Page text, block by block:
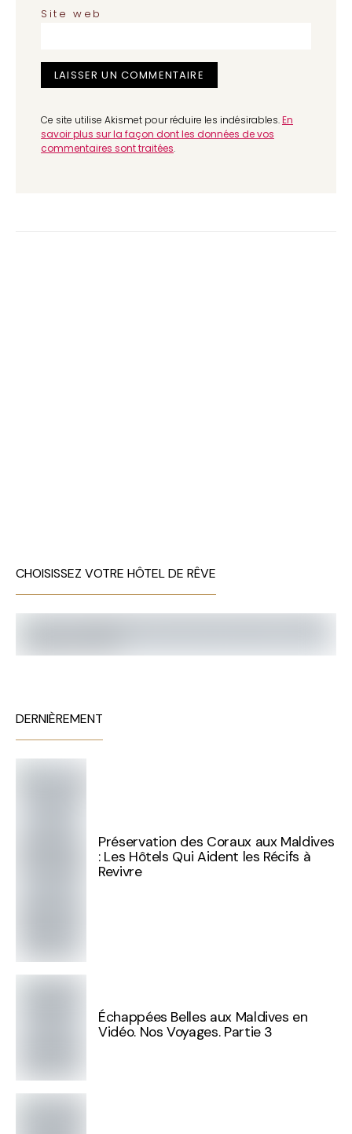
Site web
Ce site utilise Akismet pour réduire les indésirables.En
savoir plus sur la façon dont les données de vos
commentaires sont traitées.
CHOISISSEZ VOTRE HÔTEL DE RÊVE
DERNIÈREMENT
Préservation des Coraux aux Maldives
: Les Hôtels Qui Aident les Récifs à
Revivre
Échappées Belles aux Maldives en
Vidéo. Nos Voyages. Partie 3